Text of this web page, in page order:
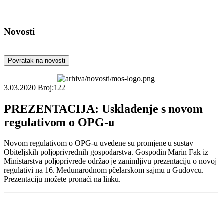
Novosti
Povratak na novosti
3.03.2020 Broj:122
PREZENTACIJA: Usklađenje s novom
regulativom o OPG-u
Novom regulativom o OPG-u uvedene su promjene u sustav
Obiteljskih poljoprivrednih gospodarstva. Gospodin Marin Fak iz
Ministarstva poljoprivrede održao je zanimljivu prezentaciju o novoj
regulativi na 16. Međunarodnom pčelarskom sajmu u Gudovcu.
Prezentaciju možete pronaći na linku.